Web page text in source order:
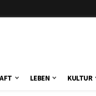
LEBEN KULTUR